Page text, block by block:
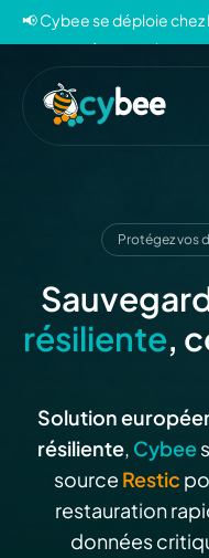
📢 Cybee se déploie chez
ère pour la
Protégez vos
résiliente,
Solution
résiliente, Cybee
source Restic
restauration
données